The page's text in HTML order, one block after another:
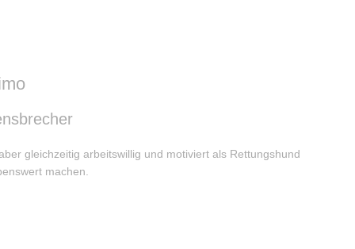
gleichzeitig arbeitswillig und motiviert als Rettungshund
machen.